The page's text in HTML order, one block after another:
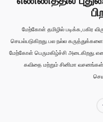
மேற்கோள் தமிழில் படிக்க, பகிர
செயல்படுகிறது. பல நல்ல
மேற்கோள் பெருமகிழ்ச்சி அடைகிறது.
கவிதை மற்றும் சினிமா